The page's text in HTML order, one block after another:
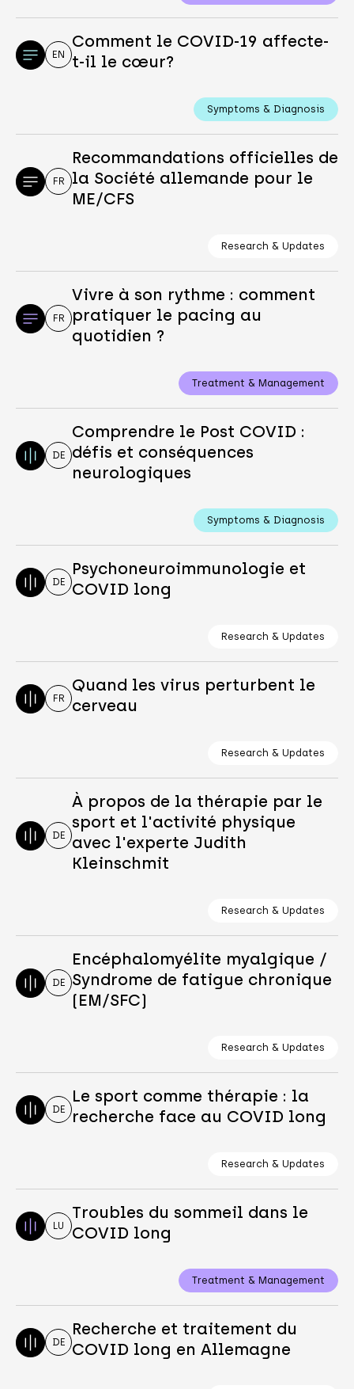
EN
Comment le COVID-19 affecte-
t-il le cœur?
Symptoms & Diagnosis
FR
Recommandations officielles de
la Société allemande pour le
ME/CFS
Research & Updates
FR
Vivre à son rythme : comment
pratiquer le pacing au
quotidien ?
Treatment & Management
DE
Comprendre le Post COVID :
défis et conséquences
neurologiques
Symptoms & Diagnosis
DE
Psychoneuroimmunologie et
COVID long
Research & Updates
FR
Quand les virus perturbent le
cerveau
Research & Updates
DE
À propos de la thérapie par le
sport et l'activité physique
avec l'experte Judith
Kleinschmit
Research & Updates
DE
Encéphalomyélite myalgique /
Syndrome de fatigue chronique
(EM/SFC)
Research & Updates
DE
Le sport comme thérapie : la
recherche face au COVID long
Research & Updates
LU
Troubles du sommeil dans le
COVID long
Treatment & Management
DE
Recherche et traitement du
COVID long en Allemagne